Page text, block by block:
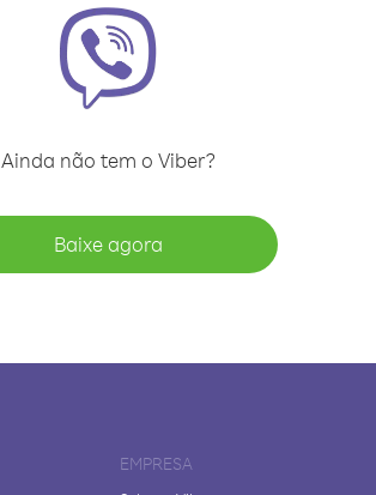
Ainda não tem o Viber?
Baixe agora
EMPRESA